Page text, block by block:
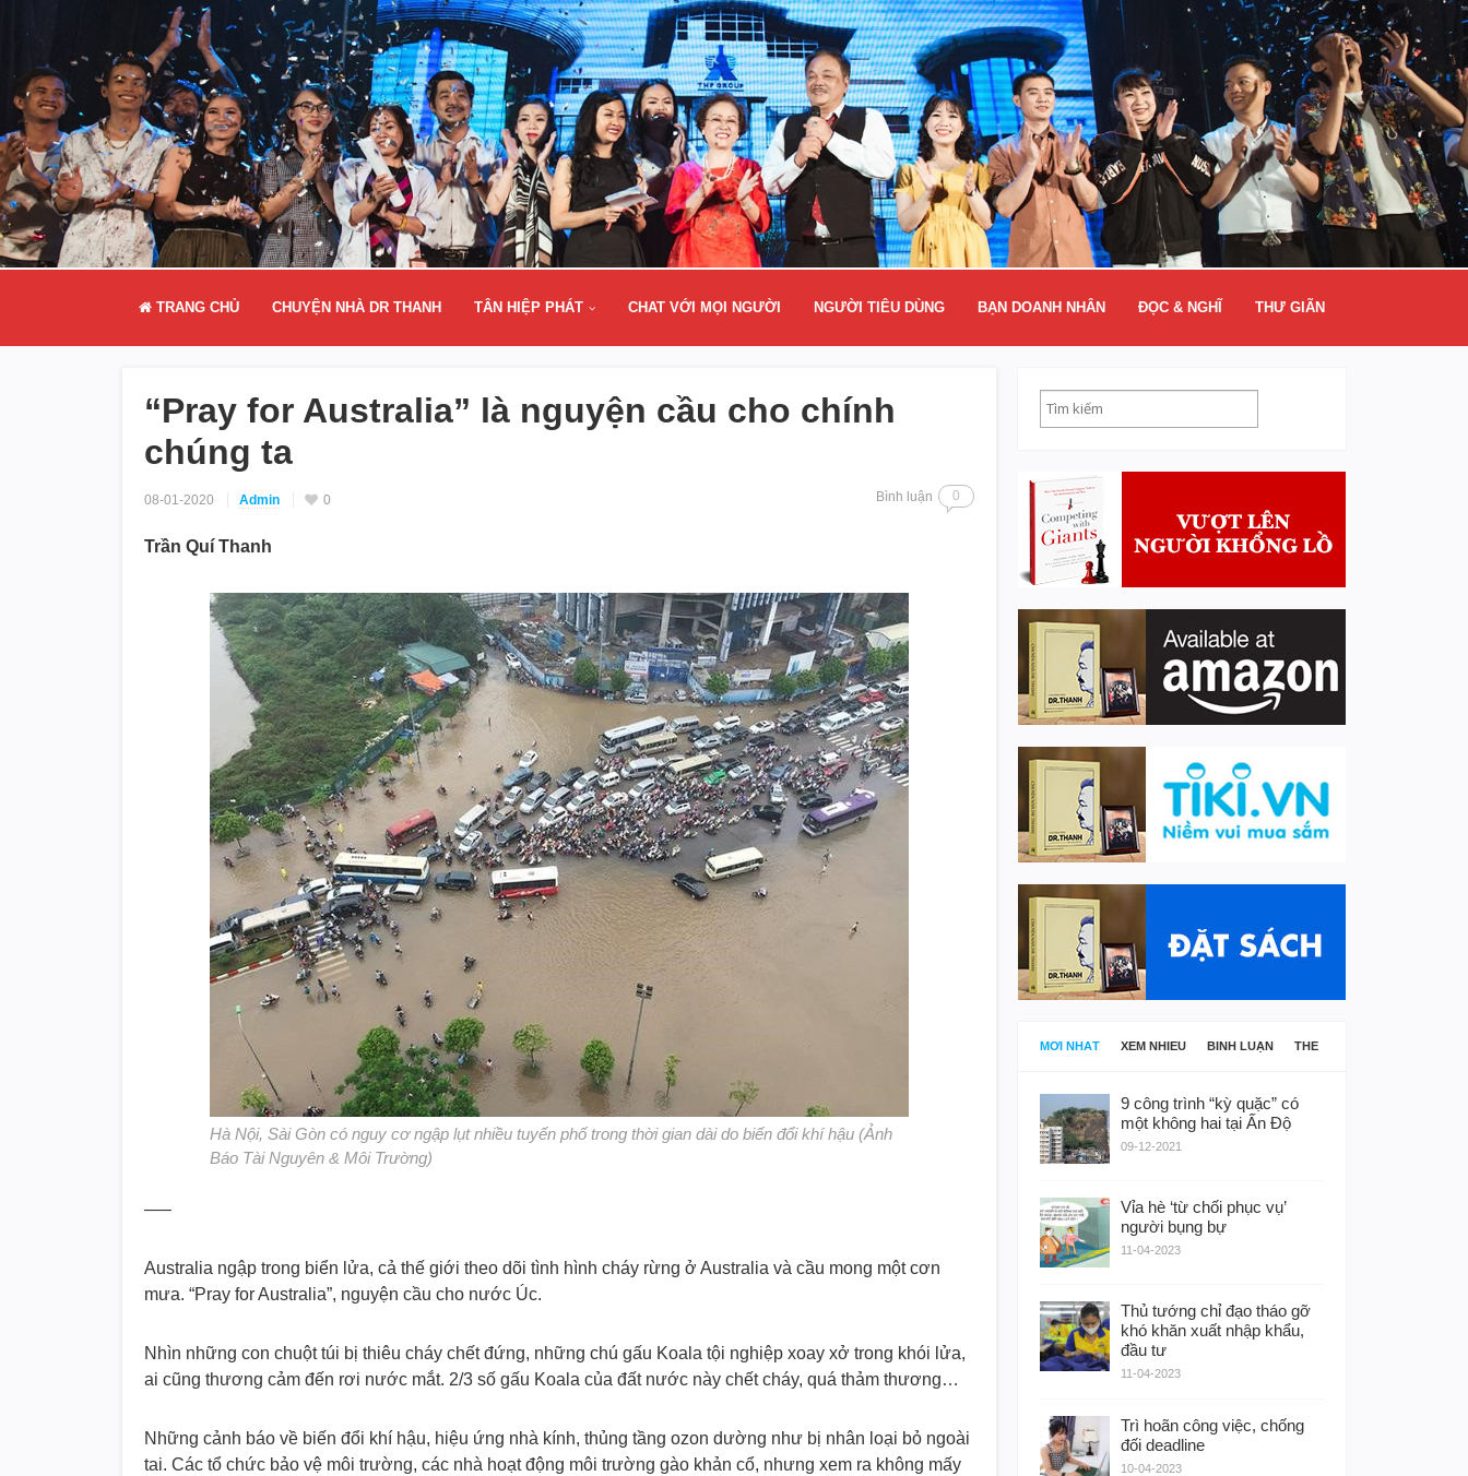
TRANG CHỦ CHUYỆN NHÀ DR THANH TÂN HIỆP PHÁT CHAT VỚI MỌI NGƯỜI NGƯỜI TIÊU DÙNG BẠN DOANH NHÂN ĐỌC & NGHĨ THƯ GIÃN
“Pray for Australia” là nguyện cầu cho chính
chúng ta
08-01-2020 Admin 0 Bình luận 0
Trần Quí Thanh
Hà Nội, Sài Gòn có nguy cơ ngập lụt nhiều tuyến phố trong thời gian dài do biến đổi khí hậu (Ảnh
Báo Tài Nguyên & Môi Trường)
—–
Australia ngập trong biển lửa, cả thế giới theo dõi tình hình cháy rừng ở Australia và cầu mong một cơn
mưa. “Pray for Australia”, nguyện cầu cho nước Úc.
Nhìn những con chuột túi bị thiêu cháy chết đứng, những chú gấu Koala tội nghiệp xoay xở trong khói lửa,
ai cũng thương cảm đến rơi nước mắt. 2/3 số gấu Koala của đất nước này chết cháy, quá thảm thương…
Những cảnh báo về biến đổi khí hậu, hiệu ứng nhà kính, thủng tầng ozon dường như bị nhân loại bỏ ngoài
tai. Các tổ chức bảo vệ môi trường, các nhà hoạt động môi trường gào khản cổ, nhưng xem ra không mấy
MỚI NHẤT XEM NHIỀU BÌNH LUẬN THẺ
9 công trình “kỳ quặc” có
một không hai tại Ấn Độ
09-12-2021
Vỉa hè ‘từ chối phục vụ’
người bụng bự
11-04-2023
Thủ tướng chỉ đạo tháo gỡ
khó khăn xuất nhập khẩu,
đầu tư
11-04-2023
Trì hoãn công việc, chống
đối deadline
10-04-2023